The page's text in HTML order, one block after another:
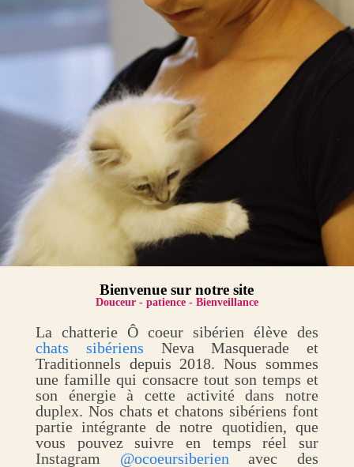
Bienvenue sur notre site
Douceur - patience - Bienveillance
La chatterie Ô coeur sibérien élève des
chats sibériens Neva Masquerade et
Traditionnels depuis 2018. Nous sommes
une famille qui consacre tout son temps et
son énergie à cette activité dans notre
duplex. Nos chats et chatons sibériens font
partie intégrante de notre quotidien, que
vous pouvez suivre en temps réel sur
Instagram @ocoeursiberien avec des